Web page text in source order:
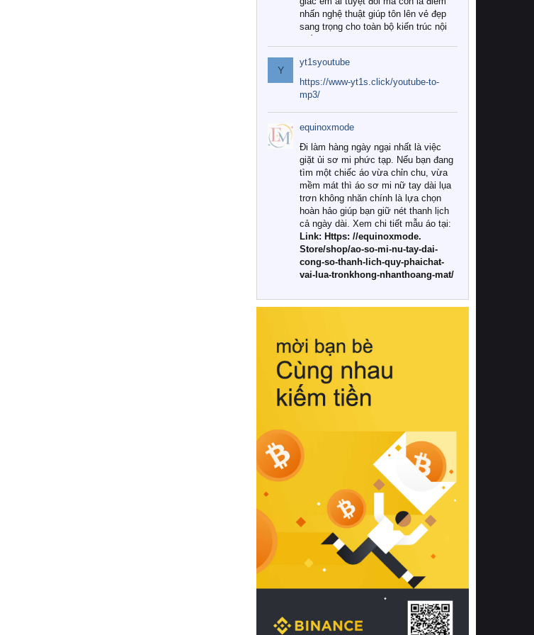
nhấn nghệ thuật giúp tôn lên vẻ đẹp
sang trọng cho toàn bộ kiến trúc nội
Tuy nhiên, giữa thị trường đa dạng
với vô vàn thương hiệu và mẫu mã
như hiện nay, làm thế nào để chọn
được những bộ chăn ga gối đệm cao
cấp thực sự chất lượng, phù hợp với
khí hậu và nhu cầu sử dụng của gia
đình? Hãy cùng chúng tôi đi tìm lời
giải đáp chi tiết qua bài viết dưới đây.
1. Tại sao các gia đình hiện đại lại ưa
chuộng chăn ga gối đệm cao cấp?
Khác với các dòng sản phẩm thông
thường, những bộ chăn ga gối đệm
cao cấp trải qua quy trình sản xuất
nghiêm ngặt từ khâu chọn lọc nguyên
liệu tự nhiên đến công nghệ dệt
nhuộm hiện đại không chứa hóa chất
này, bạn sẽ cảm nhận rõ rệt sự khác
hồi chuẩn xác của phần đệm nâng đỡ
cột sống.
Bên cạnh đó, việc lựa chọn các dòng
sản phẩm đạt chuẩn chất lượng quốc
tế còn giúp ngăn ngừa tình trạng kích
khuẩn và nấm mốc trong điều kiện
thời tiết nóng ẩm. Bạn có thể tìm hiểu
thêm các nghiên cứu khoa học về tác
động của giấc ngủ và môi trường
phòng ngủ đối với sức khỏe con
người tại Sleep Foundation (External
Link) để có cái nhìn toàn diện hơn.
2. Các tiêu chí vàng khi lựa chọn
chăn ga gối đệm cao cấp cho phòng
ngủ
Để sở hữu một bộ chăn ga gối đệm
cao cấp hoàn hảo cả về thẩm mỹ lẫn
công năng, người tiêu dùng cần cân
nhắc kỹ lưỡng các tiêu chí quan trọng
Y
yt1syoutube
https://www-yt1s.click/youtube-to-
mp3/
equinoxmode
Đi làm hàng ngày ngại nhất là việc
giặt ủi sơ mi phức tạp. Nếu bạn đang
tìm một chiếc áo vừa chỉn chu, vừa
mềm mát thì áo sơ mi nữ tay dài lụa
trơn không nhăn chính là lựa chọn
hoàn hảo giúp bạn giữ nét thanh lịch
cả ngày dài. Xem chi tiết mẫu áo tại:
Link: Https: //equinoxmode.
Store/shop/ao-so-mi-nu-tay-dai-
cong-so-thanh-lich-quy-phaichat-
vai-lua-tronkhong-nhanthoang-mat/